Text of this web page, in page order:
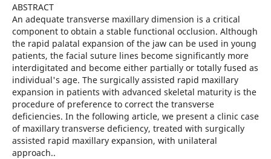
ABSTRACT
An adequate transverse maxillary dimension is a critical
component to obtain a stable functional occlusion. Although
the rapid palatal expansion of the jaw can be used in young
patients, the facial suture lines become significantly more
interdigitated and become either partially or totally fused as
individual's age. The surgically assisted rapid maxillary
expansion in patients with advanced skeletal maturity is the
procedure of preference to correct the transverse
deficiencies. In the following article, we present a clinic case
of maxillary transverse deficiency, treated with surgically
assisted rapid maxillary expansion, with unilateral
approach..